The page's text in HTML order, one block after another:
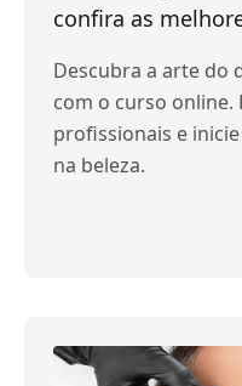
confira as
Descubra a arte do
com o curso online.
profissionais e
na beleza.